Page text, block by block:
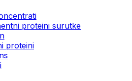
proteini surutke
proteini